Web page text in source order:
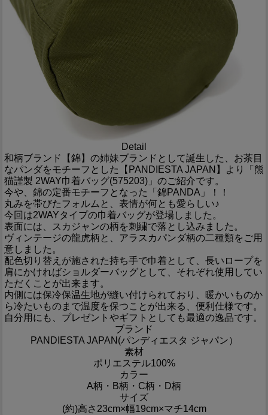
Detail
和柄ブランド【錦】の姉妹ブランドとして誕生した、お茶目
なパンダをモチーフとした【PANDIESTA JAPAN】より「熊
猫謹製 2WAY巾着バッグ(575203)」のご紹介です。
今や、錦の定番モチーフとなった「錦PANDA」！！
丸みを帯びたフォルムと、表情が何とも愛らしい♪
今回は2WAYタイプの巾着バッグが登場しました。
表面には、スカジャンの柄を刺繍で落とし込みました。
ヴィンテージの龍虎柄と、アラスカパンダ柄の二種類をご用
意しました。
配色切り替えが施された持ち手で巾着として、長いロープを
肩にかければショルダーバッグとして、それぞれ使用してい
ただくことが出来ます。
内側には保冷保温生地が縫い付けられており、暖かいものか
ら冷たいものまで温度を保つことが出来る、便利仕様です。
自分用にも、プレゼントやギフトとしても最適の逸品です。
ブランド
PANDIESTA JAPAN(パンディエスタ ジャパン）
素材
ポリエステル100%
カラー
A柄・B柄・C柄・D柄
サイズ
(約)高さ23cm×幅19cm×マチ14cm